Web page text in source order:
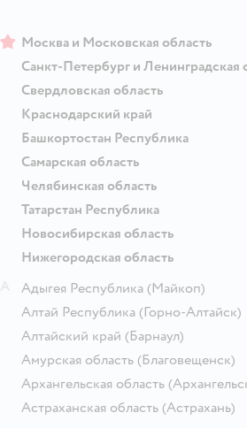
Москва и Московская область
Санкт-Петербург и Ленинградская
Свердловская область
Краснодарский край
Башкортостан Республика
Самарская область
Челябинская область
Татарстан Республика
Новосибирская область
Нижегородская область
Адыгея Республика (Майкоп)
Алтай Республика (Горно-Алтайск)
Алтайский край (Барнаул)
Амурская область (Благовещенск)
Архангельская область
Астраханская область (Астрахань)